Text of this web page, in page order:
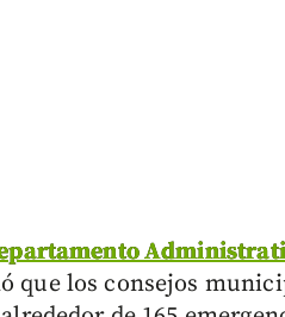
que los consejos